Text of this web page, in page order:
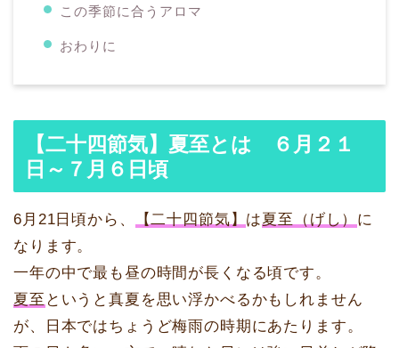
この季節に合うアロマ
おわりに
【二十四節気】夏至とは ６月２１
日～７月６日頃
6月21日頃から、 【二十四節気】 は夏至（げし） に
なります。
一年の中で最も昼の時間が長くなる頃です。
夏至 というと真夏を思い浮かべるかもしれません
が、日本ではちょうど梅雨の時期にあたります。